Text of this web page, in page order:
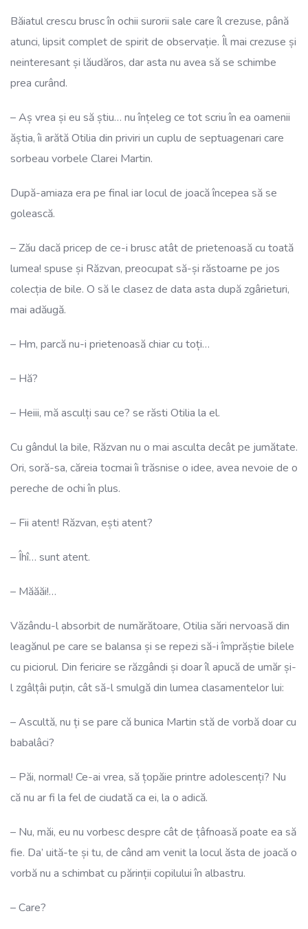
Băiatul crescu brusc în ochii surorii sale care îl crezuse, până
atunci, lipsit complet de spirit de observație. Îl mai crezuse și
neinteresant și lăudăros, dar asta nu avea să se schimbe
prea curând.
– Aș vrea și eu să știu… nu înțeleg ce tot scriu în ea oamenii
ăștia, îi arătă Otilia din priviri un cuplu de septuagenari care
sorbeau vorbele Clarei Martin.
După-amiaza era pe final iar locul de joacă începea să se
golească.
– Zău dacă pricep de ce-i brusc atât de prietenoasă cu toată
lumea! spuse și Răzvan, preocupat să-și răstoarne pe jos
colecția de bile. O să le clasez de data asta după zgârieturi,
mai adăugă.
– Hm, parcă nu-i prietenoasă chiar cu toți…
– Hă?
– Heiii, mă asculți sau ce? se răsti Otilia la el.
Cu gândul la bile, Răzvan nu o mai asculta decât pe jumătate.
Ori, soră-sa, căreia tocmai îi trăsnise o idee, avea nevoie de o
pereche de ochi în plus.
– Fii atent! Răzvan, ești atent?
– Îhî… sunt atent.
– Măăăi!…
Văzându-l absorbit de numărătoare, Otilia sări nervoasă din
leagănul pe care se balansa și se repezi să-i împrăștie bilele
cu piciorul. Din fericire se răzgândi și doar îl apucă de umăr și-
l zgâlțâi puțin, cât să-l smulgă din lumea clasamentelor lui:
– Ascultă, nu ți se pare că bunica Martin stă de vorbă doar cu
babalâci?
– Păi, normal! Ce-ai vrea, să țopăie printre adolescenți? Nu
că nu ar fi la fel de ciudată ca ei, la o adică.
– Nu, măi, eu nu vorbesc despre cât de țâfnoasă poate ea să
fie. Da’ uită-te și tu, de când am venit la locul ăsta de joacă o
vorbă nu a schimbat cu părinții copilului în albastru.
– Care?